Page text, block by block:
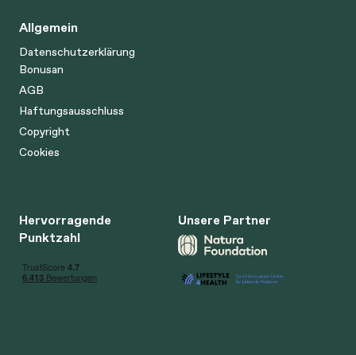
Allgemein
Datenschutzerklärung
Bonusan
AGB
Haftungsausschluss
Copyright
Cookies
Hervorragende
Punktzahl
Unsere Partner